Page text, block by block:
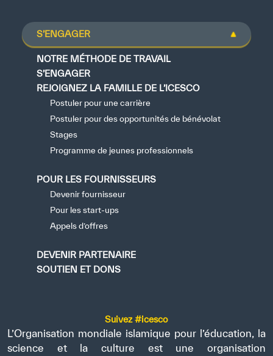
S’ENGAGER
NOTRE MÉTHODE DE TRAVAIL
S’ENGAGER
REJOIGNEZ LA FAMILLE DE L’ICESCO
Postuler pour une carrière
Postuler pour des opportunités de bénévolat
Stages
Programme de jeunes professionnels
POUR LES FOURNISSEURS
Devenir fournisseur
Pour les start-ups
Appels d’offres
DEVENIR PARTENAIRE
SOUTIEN ET DONS
Suivez #icesco
L’Organisation mondiale islamique pour l’éducation, la
science et la culture est une organisation